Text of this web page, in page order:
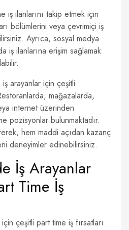
iş ilanlarını takip etmek için
bölümlerini veya çevrimiçi iş
Ayrıca, sosyal medya
iş ilanlarına erişim sağlamak
arayanlar için çeşitli
mağazalarda,
internet üzerinden
pozisyonlar bulunmaktadır.
hem maddi açıdan kazanç
deneyimler edinebilirsiniz.
İş Arayanlar
Time İş
çeşitli part time iş fırsatları